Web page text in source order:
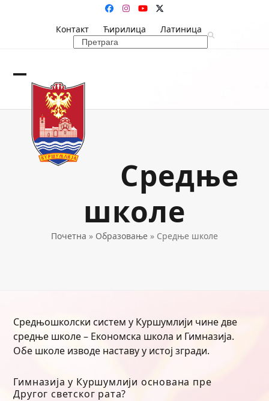
Facebook
Instagram
YouTubeTwitter
Контакт
Ћирилица
Латиница
Search
Open
mobile
menu
Close
mobile
menu
Средње
школе
Почетна » Образовање » Средње школе
Средњошколски систем у Куршумлији чине две
средње школе – Економска школа и Гимназија.
Обе школе изводе наставу у истој згради.
Гимназија у Куршумлији основана пре
Другог светског рата?